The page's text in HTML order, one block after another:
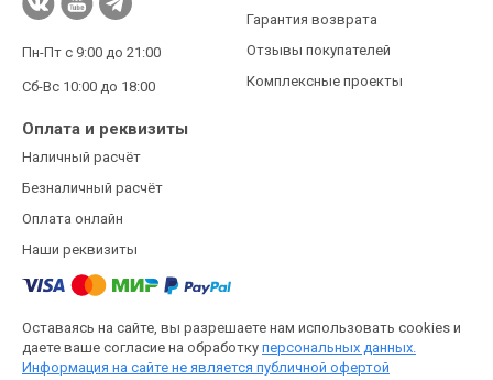
Пн-Пт с 9:00 до 21:00
Сб-Вс 10:00 до 18:00
Гарантия возврата
Отзывы покупателей
Комплексные проекты
Оплата и реквизиты
Наличный расчёт
Безналичный расчёт
Оплата онлайн
Наши реквизиты
Оставаясь на сайте, вы разрешаете нам использовать cookies и
даете ваше согласие на обработку персональных данных.
Информация на сайте не является публичной офертой